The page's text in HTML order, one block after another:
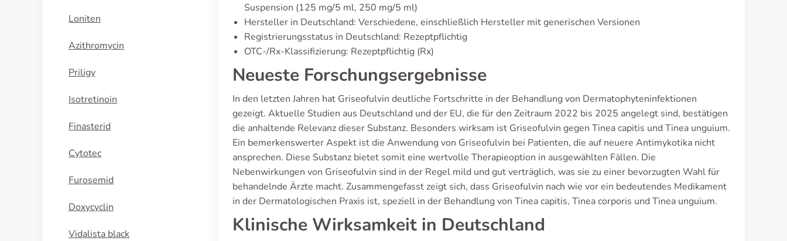
Loniten
Azithromycin
Priligy
Isotretinoin
Finasterid
Cytotec
Furosemid
Doxycyclin
Vidalista black
Suspension (125 mg/5 ml, 250 mg/5 ml)
Hersteller in Deutschland: Verschiedene, einschließlich Hersteller mit generischen Versionen
Registrierungsstatus in Deutschland: Rezeptpflichtig
OTC-/Rx-Klassifizierung: Rezeptpflichtig (Rx)
Neueste Forschungsergebnisse
In den letzten Jahren hat Griseofulvin deutliche Fortschritte in der Behandlung von Dermatophyteninfektionen
gezeigt. Aktuelle Studien aus Deutschland und der EU, die für den Zeitraum 2022 bis 2025 angelegt sind, bestätigen
die anhaltende Relevanz dieser Substanz. Besonders wirksam ist Griseofulvin gegen Tinea capitis und Tinea unguium.
Ein bemerkenswerter Aspekt ist die Anwendung von Griseofulvin bei Patienten, die auf neuere Antimykotika nicht
ansprechen. Diese Substanz bietet somit eine wertvolle Therapieoption in ausgewählten Fällen. Die
Nebenwirkungen von Griseofulvin sind in der Regel mild und gut verträglich, was sie zu einer bevorzugten Wahl für
behandelnde Ärzte macht. Zusammengefasst zeigt sich, dass Griseofulvin nach wie vor ein bedeutendes Medikament
in der Dermatologischen Praxis ist, speziell in der Behandlung von Tinea capitis, Tinea corporis und Tinea unguium.
Klinische Wirksamkeit in Deutschland